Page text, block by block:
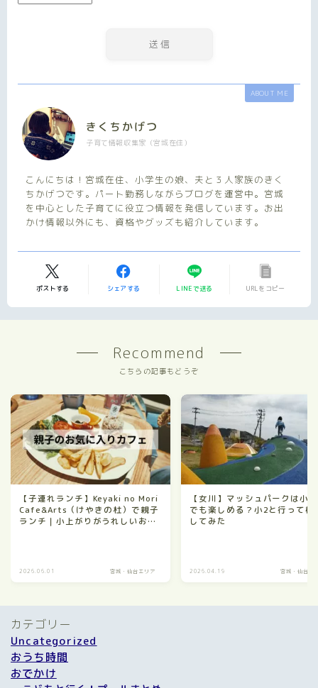
ABOUT ME
きくちかげつ
子育て情報収集家（宮城在住）
こんにちは！宮城在住、小学生の娘、夫と３人家族のきく
ちかげつです。パート勤務しながらブログを運営中。宮城
を中心とした子育てに役立つ情報を発信しています。お出
かけ情報以外にも、資格やグッズも紹介しています。
ポストする シェアする LINEで送る URLをコピー
Recommend
こちらの記事もどうぞ
【子連れランチ】Keyaki no Mori
Cafe&Arts（けやきの杜）で親子
ランチ｜小上がりがうれしいお気
2026.06.01 宮城・仙台エリア
【女川】マッシュパークは小
でも楽しめる？小2と行って検
してみた
2026.04.19 宮城・仙台エ
カテゴリー
Uncategorized
おうち時間
おでかけ